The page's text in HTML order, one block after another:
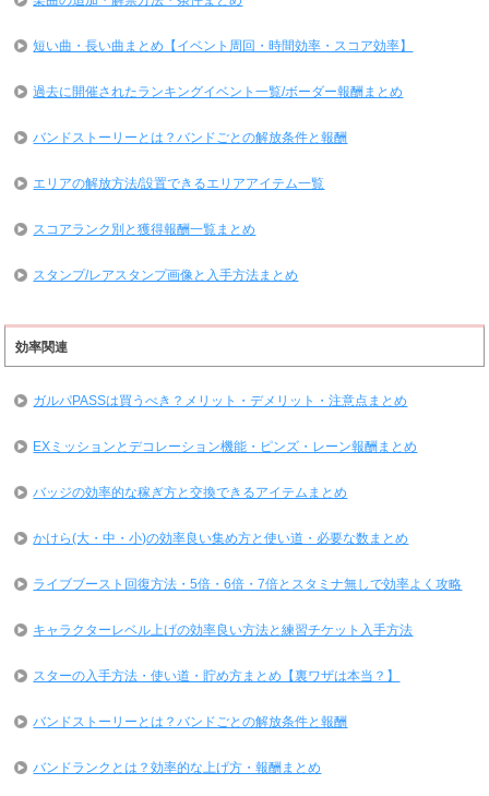
短い曲・長い曲まとめ【イベント周回・時間効率・スコア効率】
過去に開催されたランキングイベント一覧/ボーダー報酬まとめ
バンドストーリーとは？バンドごとの解放条件と報酬
エリアの解放方法/設置できるエリアアイテム一覧
スコアランク別と獲得報酬一覧まとめ
スタンプ/レアスタンプ画像と入手方法まとめ
効率関連
ガルパPASSは買うべき？メリット・デメリット・注意点まとめ
EXミッションとデコレーション機能・ピンズ・レーン報酬まとめ
バッジの効率的な稼ぎ方と交換できるアイテムまとめ
かけら(大・中・小)の効率良い集め方と使い道・必要な数まとめ
ライブブースト回復方法・5倍・6倍・7倍とスタミナ無しで効率よく攻略
キャラクターレベル上げの効率良い方法と練習チケット入手方法
スターの入手方法・使い道・貯め方まとめ【裏ワザは本当？】
バンドストーリーとは？バンドごとの解放条件と報酬
バンドランクとは？効率的な上げ方・報酬まとめ